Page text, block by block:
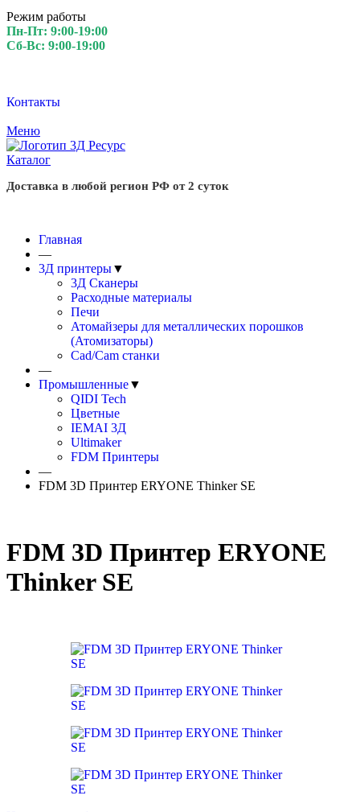
Режим работы
Пн-Пт: 9:00-19:00
Сб-Вс: 9:00-19:00
Контакты
Меню
Каталог
Доставка в любой регион РФ от 2 суток
Главная
—
3Д принтеры▼
3Д Сканеры
Расходные материалы
Печи
Атомайзеры для металлических порошков
(Атомизаторы)
Cad/Cam станки
—
Промышленные▼
QIDI Tech
Цветные
IEMAI 3Д
Ultimaker
FDM Принтеры
—
FDM 3D Принтер ERYONE Thinker SE
FDM 3D Принтер ERYONE
Thinker SE